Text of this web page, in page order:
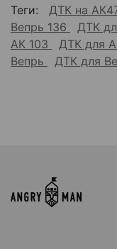
Теги: ДТК на
Вепрь 136
ДТК
АК 103
ДТК для
Вепрь
ДТК для